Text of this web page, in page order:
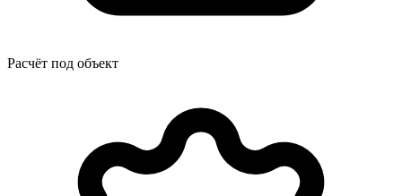
Расчёт под объект